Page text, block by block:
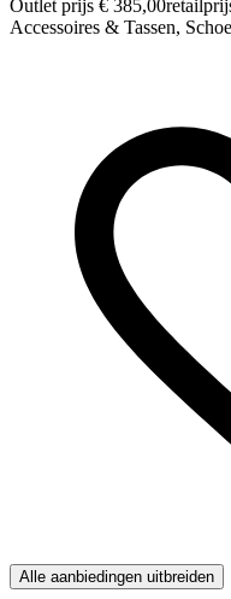
Outlet prijs € 385,00
Accessoires & Tassen,
Alle aanbiedingen uitbreiden